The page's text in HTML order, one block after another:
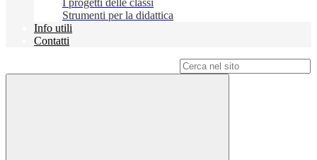
I progetti delle classi
Strumenti per la didattica
Info utili
Contatti